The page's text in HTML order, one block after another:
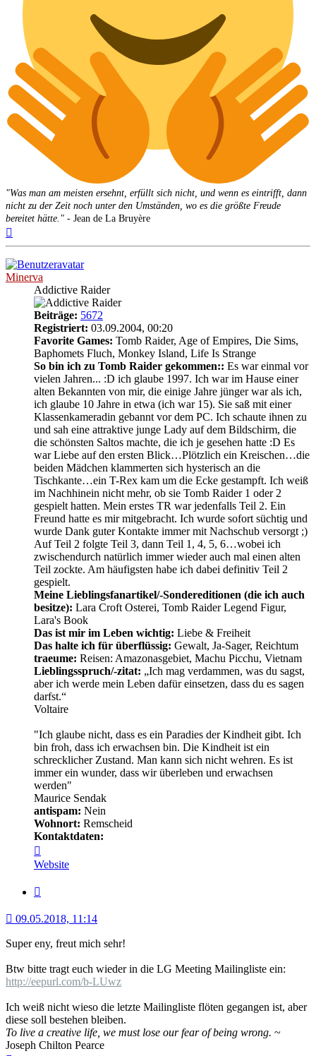
"Was man am meisten ersehnt, erfüllt sich nicht, und wenn es eintrifft, dann
nicht zu der Zeit noch unter den Umständen, wo es die größte Freude
bereitet hätte." - Jean de La Bruyère
Minerva
Addictive Raider
Beiträge: 5672
Registriert: 03.09.2004, 00:20
Favorite Games: Tomb Raider, Age of Empires, Die Sims,
Baphomets Fluch, Monkey Island, Life Is Strange
So bin ich zu Tomb Raider gekommen:: Es war einmal vor
vielen Jahren... :D ich glaube 1997. Ich war im Hause einer
alten Bekannten von mir, die einige Jahre jünger war als ich,
ich glaube 10 Jahre in etwa (ich war 15). Sie saß mit einer
Klassenkameradin gebannt vor dem PC. Ich schaute ihnen zu
und sah eine attraktive junge Lady auf dem Bildschirm, die
die schönsten Saltos machte, die ich je gesehen hatte :D Es
war Liebe auf den ersten Blick…Plötzlich ein Kreischen…die
beiden Mädchen klammerten sich hysterisch an die
Tischkante…ein T-Rex kam um die Ecke gestampft. Ich weiß
im Nachhinein nicht mehr, ob sie Tomb Raider 1 oder 2
gespielt hatten. Mein erstes TR war jedenfalls Teil 2. Ein
Freund hatte es mir mitgebracht. Ich wurde sofort süchtig und
wurde Dank guter Kontakte immer mit Nachschub versorgt ;)
Auf Teil 2 folgte Teil 3, dann Teil 1, 4, 5, 6…wobei ich
zwischendurch natürlich immer wieder auch mal einen alten
Teil zockte. Am häufigsten habe ich dabei definitiv Teil 2
gespielt.
Meine Lieblingsfanartikel/-Sondereditionen (die ich auch
besitze): Lara Croft Osterei, Tomb Raider Legend Figur,
Lara's Book
Das ist mir im Leben wichtig: Liebe & Freiheit
Das halte ich für überflüssig: Gewalt, Ja-Sager, Reichtum
traeume: Reisen: Amazonasgebiet, Machu Picchu, Vietnam
Lieblingsspruch/-zitat: „Ich mag verdammen, was du sagst,
aber ich werde mein Leben dafür einsetzen, dass du es sagen
darfst.“
Voltaire
"Ich glaube nicht, dass es ein Paradies der Kindheit gibt. Ich
bin froh, dass ich erwachsen bin. Die Kindheit ist ein
schrecklicher Zustand. Man kann sich nicht wehren. Es ist
immer ein wunder, dass wir überleben und erwachsen
werden"
Maurice Sendak
antispam: Nein
Wohnort: Remscheid
Kontaktdaten:
von
Minerva
Website
09.05.2018, 11:14
Super eny, freut mich sehr!
Btw bitte tragt euch wieder in die LG Meeting Mailingliste ein:
http://eepurl.com/b-LUwz
Ich weiß nicht wieso die letzte Mailingliste flöten gegangen ist, aber
diese soll bestehen bleiben.
To live a creative life, we must lose our fear of being wrong. ~
Joseph Chilton Pearce